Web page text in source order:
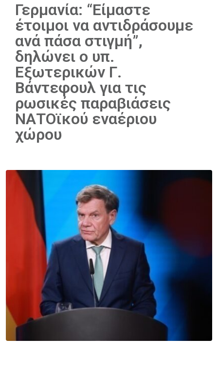
Γερμανία: “Είμαστε
έτοιμοι να αντιδράσουμε
ανά πάσα στιγμή”,
δηλώνει ο υπ.
Εξωτερικών Γ.
Βάντεφουλ για τις
ρωσικές παραβιάσεις
ΝΑΤΟϊκού εναέριου
χώρου